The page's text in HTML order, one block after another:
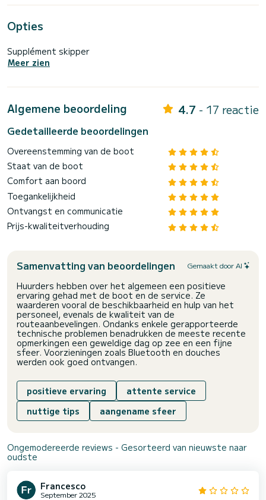
Opties
Supplément skipper
Meer zien
Algemene beoordeling 4.7 - 17 reactie
Gedetailleerde beoordelingen
Overeenstemming van de boot
Staat van de boot
Comfort aan boord
Toegankelijkheid
Ontvangst en communicatie
Prijs-kwaliteitverhouding
Samenvatting van beoordelingen Gemaakt door AI
Huurders hebben over het algemeen een positieve
ervaring gehad met de boot en de service. Ze
waarderen vooral de beschikbaarheid en hulp van het
personeel, evenals de kwaliteit van de
routeaanbevelingen. Ondanks enkele gerapporteerde
technische problemen benadrukken de meeste recente
opmerkingen een geweldige dag op zee en een fijne
sfeer. Voorzieningen zoals Bluetooth en douches
werden ook goed ontvangen.
positieve ervaring
attente service
nuttige tips
aangename sfeer
Ongemodereerde reviews - Gesorteerd van nieuwste naar
oudste
Francesco
September 2025